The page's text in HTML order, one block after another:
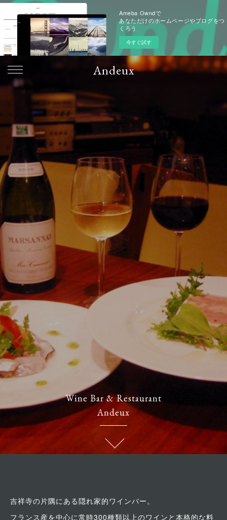
Ameba Owndで
あなただけのホームページやブログをつ
くろう
今すぐ試す
Andeux
Wine Bar & Restaurant
Andeux
吉祥寺の片隅にある隠れ家的ワインバー。
フランス産を中心に常時300種類以上のワインと本格的な料